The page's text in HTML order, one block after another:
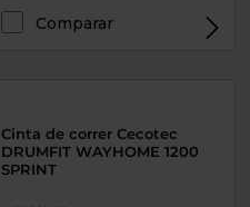
Comparar
Cinta de correr Cecotec
DRUMFIT WAYHOME 1200
SPRINT